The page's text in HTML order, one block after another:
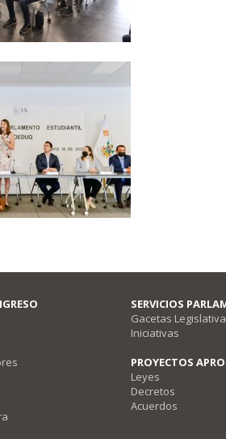
SERVICIOS
Gacetas
Iniciativas
PROYECTOS
Leyes
Decretos
Acuerdos